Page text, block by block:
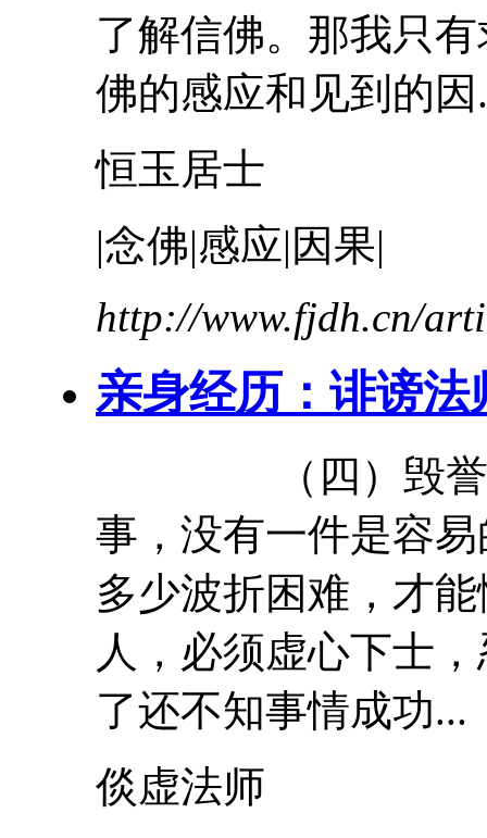
了解信佛。那我只
佛的感应和见到的因
恒玉居士
|念佛|感应|因果|
http://www.fjdh.cn/
亲身经历 ：诽谤
（四）毁誉的
事，没有一件是容
多少波折困难，才
人，必须虚心下士
了还不知事情成功...
倓虚法师